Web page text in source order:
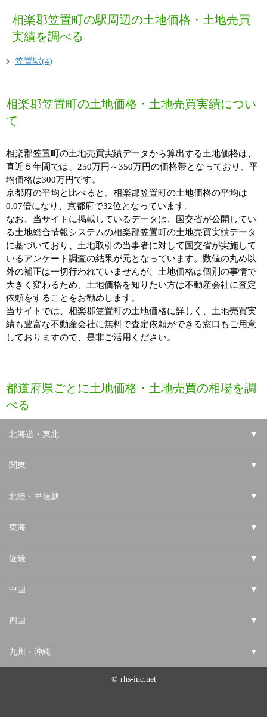
相楽郡笠置町の駅周辺の土地価格・土地売買
実績を調べる
笠置駅(4)
相楽郡笠置町の土地価格・土地売買実績につい
て
相楽郡笠置町の土地売買実績データから算出する土地価格は、
直近５年間では、250万円～350万円の価格帯となっており、平
均価格は300万円です。
京都府の平均と比べると、相楽郡笠置町の土地価格の平均は
0.07倍になり、京都府で32位となっています。
なお、当サイトに掲載しているデータは、国交省が公開してい
る土地総合情報システムの相楽郡笠置町の土地売買実績データ
に基づいており、土地取引の当事者に対して国交省が実施して
いるアンケート調査の結果が元となっています。数値の丸め以
外の補正は一切行われていませんが、土地価格は個別の事情で
大きく変わるため、土地価格を知りたい方は不動産会社に査定
依頼をすることをお勧めします。
当サイトでは、相楽郡笠置町の土地価格に詳しく、土地売買実
績も豊富な不動産会社に無料で査定依頼ができる窓口もご用意
しておりますので、是非ご活用ください。
都道府県ごとに土地価格・土地売買の相場を調
べる
北海道・東北 ▼
関東 ▼
北陸・甲信越 ▼
東海 ▼
近畿 ▼
中国 ▼
四国 ▼
九州・沖縄 ▼
© rhs-inc.net